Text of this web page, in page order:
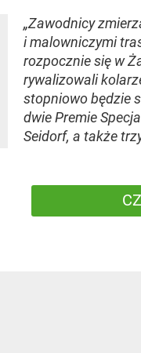
„Zawodnicy
i malowniczymi
rozpocznie się w
rywalizowali
stopniowo będzie
dwie Premie
Seidorf, a także